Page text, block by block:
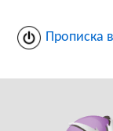
Прописка